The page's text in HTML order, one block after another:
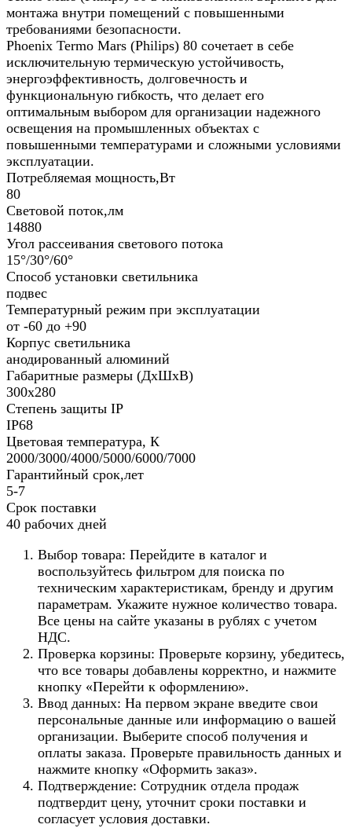
монтажа внутри помещений с повышенными
требованиями безопасности.
Phoenix Termo Mars (Philips) 80 сочетает в себе
исключительную термическую устойчивость,
энергоэффективность, долговечность и
функциональную гибкость, что делает его
оптимальным выбором для организации надежного
освещения на промышленных объектах с
повышенными температурами и сложными условиями
эксплуатации.
Потребляемая мощность,Вт
80
Световой поток,лм
14880
Угол рассеивания светового потока
15°/30°/60°
Способ установки светильника
подвес
Температурный режим при эксплуатации
от -60 до +90
Корпус светильника
анодированный алюминий
Габаритные размеры (ДхШхВ)
300x280
Степень защиты IP
IP68
Цветовая температура, К
2000/3000/4000/5000/6000/7000
Гарантийный срок,лет
5-7
Срок поставки
40 рабочих дней
Выбор товара: Перейдите в каталог и
воспользуйтесь фильтром для поиска по
техническим характеристикам, бренду и другим
параметрам. Укажите нужное количество товара.
Все цены на сайте указаны в рублях с учетом
НДС.
Проверка корзины: Проверьте корзину, убедитесь,
что все товары добавлены корректно, и нажмите
кнопку «Перейти к оформлению».
Ввод данных: На первом экране введите свои
персональные данные или информацию о вашей
организации. Выберите способ получения и
оплаты заказа. Проверьте правильность данных и
нажмите кнопку «Оформить заказ».
Подтверждение: Сотрудник отдела продаж
подтвердит цену, уточнит сроки поставки и
согласует условия доставки.